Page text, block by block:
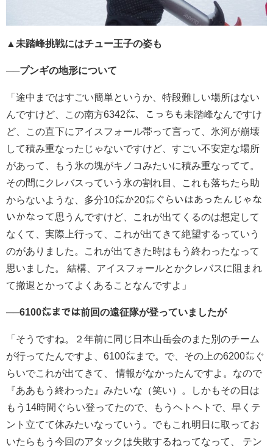
▲未踏峰挑戦にはチュー王子の姿も
──プンギの地形について
「途中 まではすごい簡単というか、特段難しい場所はない
んですけど、この南方6342㍍、こっちも未踏峰なんですけ
ど、この直下にアイスフォール帯って言って、氷河が崩壊
して積み重なったじゃないですけど、すごい不安定な場所
があって、もう氷の塊がキノコみたいに積み重なってて。
その間にクレバスっていう氷の割れ目、これも落ちたら助
からないような、多分10㍍か20㍍ぐらいはあったんじゃな
いかなって思うんですけど、これが出てくるのは想定して
なくて、実際上行って、これが出てきて絶望するっていう
のがありました。これが出てきた時はもう終わったなって
思いました。 結構、アイスフォールとかクレバスに阻まれ
て撤退とかってよくあることなんですよ」
──6100㍍までは前回の遠征隊が登っていましたが
「そうですね。２年前に同じ日本山岳会のまた別のチーム
が行ってたんですよ、6100㍍まで。で、その上の6200㍍ぐ
らいでこれが出てきて、 情報がなかったんですよ。なので
『ああもう終わった』みたいな（笑い）。
しかもその日は
もう14時間ぐらい登ってたので、もうヘトヘトで、早くテ
ント立てて休みたいなっていう。でもこれ明日に取ってお
いたらもう今回のアタックは失敗するねってなって、 テン